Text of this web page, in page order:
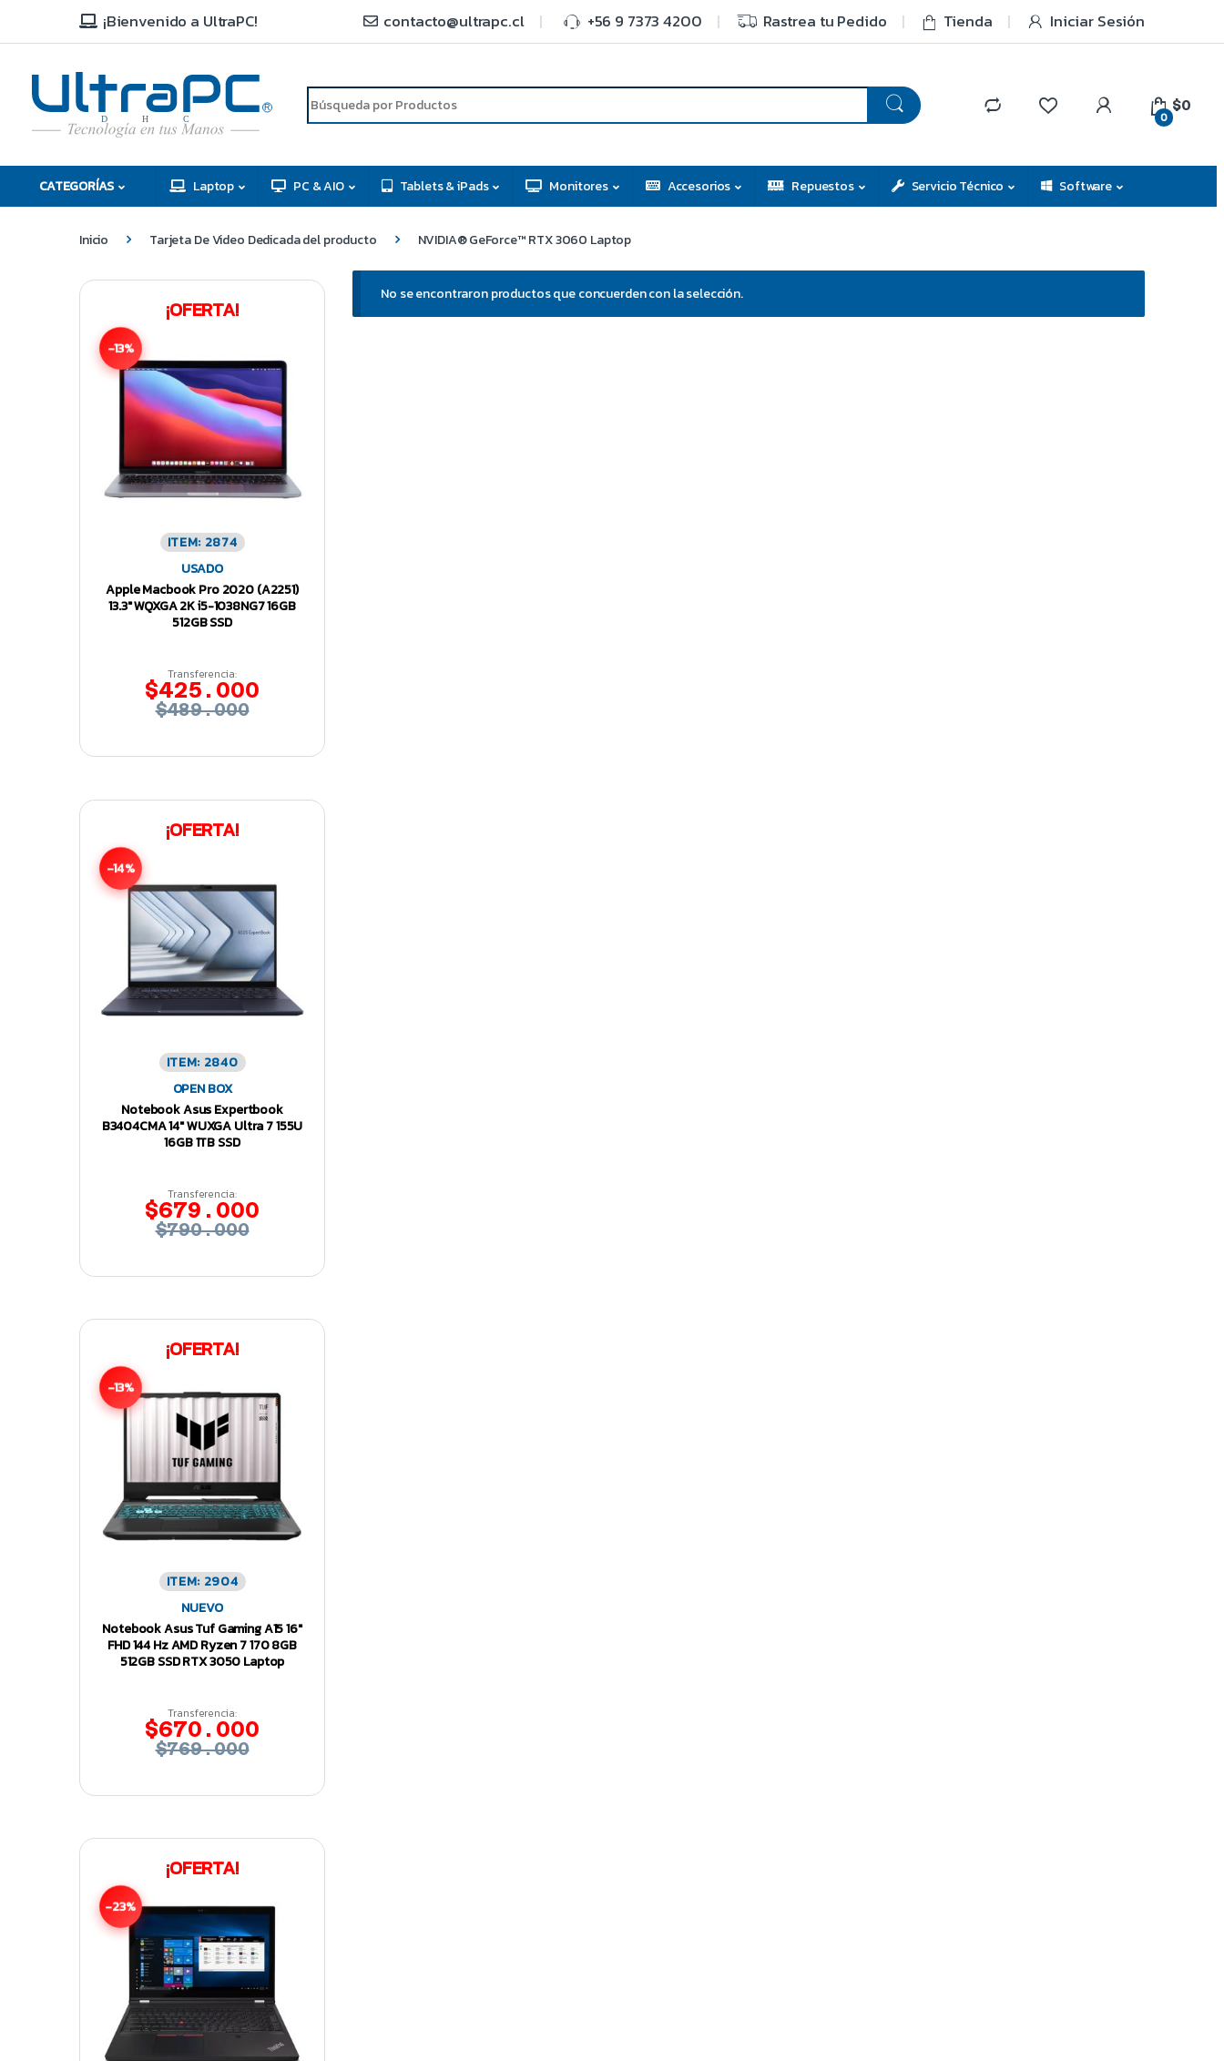
¡Bienvenido a UltraPC! contacto@ultrapc.cl +56 9 7373 4200 Rastrea tu Pedido Tienda Iniciar Sesión
C
H
D
R
0
$0
CATEGORÍAS Laptop PC & AIO Tablets & iPads Monitores Accesorios Repuestos Servicio Técnico Software
Inicio Tarjeta De Video Dedicada del producto NVIDIA® GeForce™ RTX 3060 Laptop
No se encontraron productos que concuerden con la selección.
¡OFERTA!
-13%
ITEM: 2874
USADO
Apple Macbook Pro 2020 (A2251)
13.3″ WQXGA 2K i5-1038NG7 16GB
512GB SSD
Transferencia:
$425.000
$489.000
¡OFERTA!
-14%
ITEM: 2840
OPEN BOX
Notebook Asus Expertbook
B3404CMA 14″ WUXGA Ultra 7 155U
16GB 1TB SSD
Transferencia:
$679.000
$790.000
¡OFERTA!
-13%
ITEM: 2904
NUEVO
Notebook Asus Tuf Gaming A15 16″
FHD 144 Hz AMD Ryzen 7 170 8GB
512GB SSD RTX 3050 Laptop
Transferencia:
$670.000
$769.000
¡OFERTA!
-23%